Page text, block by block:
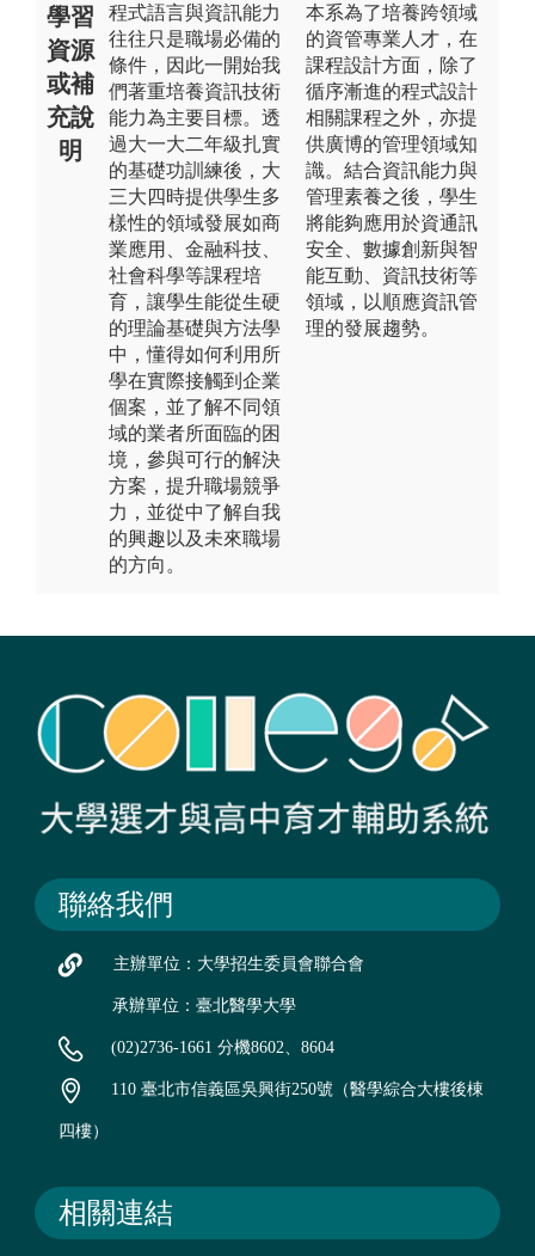
學習
資源
或補
充說
明
程式語言與資訊能力
往往只是職場必備的
條件，因此一開始我
們著重培養資訊技術
能力為主要目標。透
過大一大二年級扎實
的基礎功訓練後，大
三大四時提供學生多
樣性的領域發展如商
業應用、金融科技、
社會科學等課程培
育，讓學生能從生硬
的理論基礎與方法學
中，懂得如何利用所
學在實際接觸到企業
個案，並了解不同領
域的業者所面臨的困
境，參與可行的解決
方案，提升職場競爭
力，並從中了解自我
的興趣以及未來職場
的方向。
本系為了培養跨領域
的資管專業人才，在
課程設計方面，除了
循序漸進的程式設計
相關課程之外，亦提
供廣博的管理領域知
識。結合資訊能力與
管理素養之後，學生
將能夠應用於資通訊
安全、數據創新與智
能互動、資訊技術等
領域，以順應資訊管
理的發展趨勢。
聯絡我們
主辦單位：大學招生委員會聯合會
承辦單位：臺北醫學大學
(02)2736-1661 分機8602、8604
110 臺北市信義區吳興街250號（醫學綜合大樓後棟
四樓）
相關連結